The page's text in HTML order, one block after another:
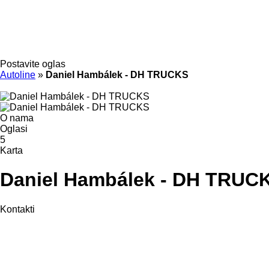
Postavite oglas
Autoline » Daniel Hambálek - DH TRUCKS
O nama
Oglasi
5
Karta
Daniel Hambálek - DH
Kontakti